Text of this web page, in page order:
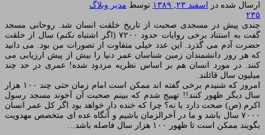
ارسال شده در اسفند ۲۳, ۱۳۸۹ توسط مدیر وبلاگ
۲۳۵
چندی پیش در مسجدی صحبت از تاریخ خلقت انسان شد. روحانی مسجد
گفت به استناد برخی روایات حدود ۷۲۰۰ (اگر اشتباه نکنم) سال از خلقت
حضرت آدم می گذرد. این عدد خیلی متفاوت از تصورات من بود. می دانید
که هر روز دانشمندان زمین شناسان عمر دنیا را بیش از پیش ارزیابی می
کنند. در مورد انسان هم بر اساس نظریه مردود شده! عمری در حد چند
میلیون سال قائلند.
امروز که شنیدم برخی گفته اند ممکن است امام زمان حتی چند ۱۰۰ هزار
سال دیگر ظهور کنند!! تهییج شدم که ببینم صحبت آن آخوند مسجد رسول
اکرم (ص) صحت دارد یا نه؟ چرا که خنده دار خواهد بود اگر کل عمر انسان
۷۰۰۰ سال باشد و ما در آخرالزمان باشیم و آنگاه عده ای متخصص مهدویت
بگویند ممکن است تا ظهور ۱۰۰ هزار سال فاصله باشد…